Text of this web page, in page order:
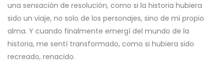
una sensación de resolución, como si la historia hubiera
sido un viaje, no solo de los personajes, sino de mi propio
alma. Y cuando finalmente emergí del mundo de la
historia, me sentí transformado, como si hubiera sido
recreado, renacido.